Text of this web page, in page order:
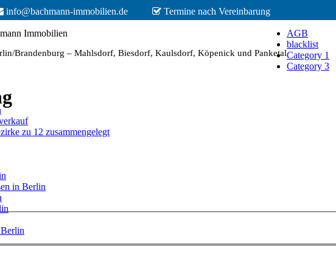
info@bachmann-immobilien.de Termine nach Vereinbarung
Brandenburg – Mahlsdorf, Biesdorf, Kaulsdorf, Köpenick und Panketal
AGB
blacklist
Category 1
Category 3
zu 12 zusammengelegt
in Berlin